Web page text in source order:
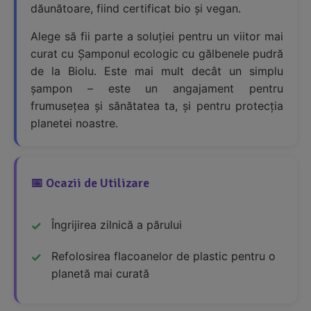
dăunătoare, fiind certificat bio și vegan.
Alege să fii parte a soluției pentru un viitor mai
curat cu Șamponul ecologic cu gălbenele pudră
de la Biolu. Este mai mult decât un simplu
șampon – este un angajament pentru
frumusețea și sănătatea ta, și pentru protecția
planetei noastre.
📅 Ocazii de Utilizare
Îngrijirea zilnică a părului
Refolosirea flacoanelor de plastic pentru o
planetă mai curată